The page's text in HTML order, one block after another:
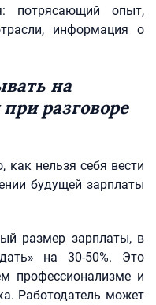
потрясающий опыт,
информация о
на
разговоре
нельзя себя вести
будущей зарплаты
размер зарплаты, в
на 30-50%. Это
профессионализме и
Работодатель может